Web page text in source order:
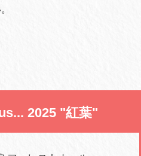
2025 "紅葉"